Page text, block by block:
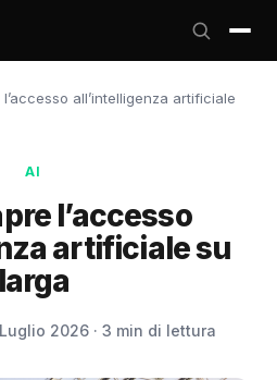
l’accesso all’intelligenza artificiale
AI
l’accesso
artificiale su
larga
2026 · 3 min di lettura